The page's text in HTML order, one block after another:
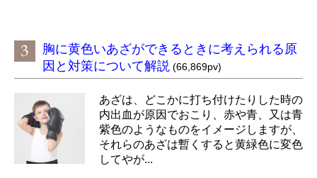
胸に黄色いあざができるときに考えられる原
因と対策について解説 (66,869pv)
あざは、どこかに打ち付けたりした時の
内出血が原因でおこり、赤や青、又は青
紫色のようなものをイメージしますが、
それらのあざは暫くすると黄緑色に変色
してやが...